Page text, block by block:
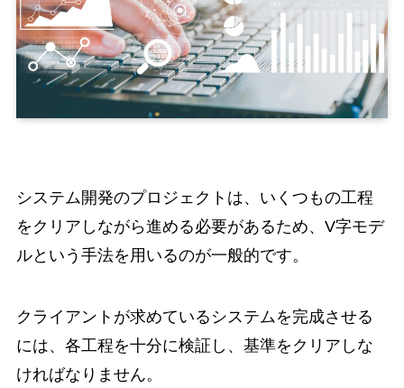
システム開発のプロジェクトは、いくつもの工程
をクリアしながら進める必要があるため、V字モデ
ルという手法を用いるのが一般的です。
クライアントが求めているシステムを完成させる
には、各工程を十分に検証し、基準をクリアしな
ければなりません。